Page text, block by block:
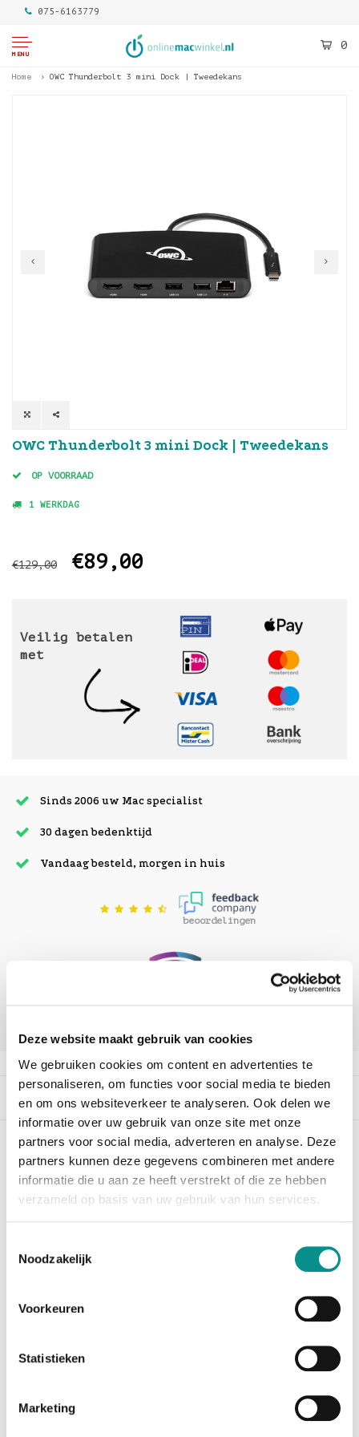
Deze website maakt gebruik van cookies
We gebruiken cookies om content en advertenties te
personaliseren, om functies voor social media te bieden
en om ons websiteverkeer te analyseren. Ook delen we
informatie over uw gebruik van onze site met onze
partners voor social media, adverteren en analyse. Deze
partners kunnen deze gegevens combineren met andere
informatie die u aan ze heeft verstrekt of die ze hebben
verzameld op basis van uw gebruik van hun services.
Noodzakelijk
Voorkeuren
Statistieken
Marketing
075-6163779
MENU
0
Home OWC Thunderbolt 3 mini Dock | Tweedekans
OWC Thunderbolt 3 mini Dock | Tweedekans
OP VOORRAAD
1 WERKDAG
€129,00 €89,00
Veilig betalen
met
Sinds 2006 uw Mac specialist
30 dagen bedenktijd
Vandaag besteld, morgen in huis
beoordelingen
OWC Thunderbolt 3 mini Dock |
Tweedekans
*Een tweedekans artikel is een product dat
vanwege een andere reden. Deze producten zijn
uitvoerig getest door onze specialisten, zodat we u
garanderen dat ze in goede staat verkeren en
Het OWC Thunderbolt 3 mini Dock benut de
mogelijkheden maximaal van uw MacBook's Thunderbolt
–snelle data overdracht, dual 4K display
ondersteuning en oplaadondersteuning voor kleine